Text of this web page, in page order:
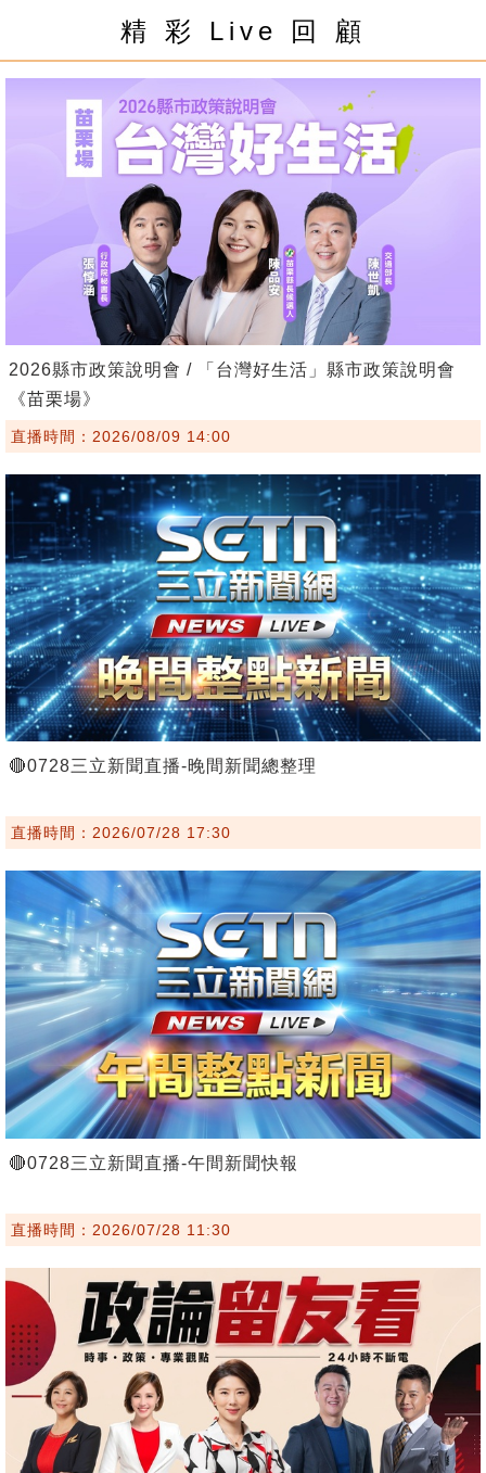
精 彩 Live 回 顧
2026縣市政策說明會 / 「台灣好生活」縣市政策說明會
《苗栗場》
直播時間：2026/08/09 14:00
🔴0728三立新聞直播-晚間新聞總整理
直播時間：2026/07/28 17:30
🔴0728三立新聞直播-午間新聞快報
直播時間：2026/07/28 11:30